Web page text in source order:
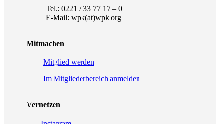
Tel.: 0221 / 33 77 17 – 0
E-Mail: wpk(at)wpk.org
Mitmachen
Mitglied werden
Im Mitgliederbereich anmelden
Vernetzen